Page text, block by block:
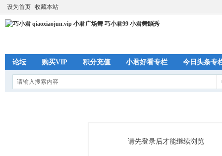
设为首页 收藏本站
论坛 购买VIP 积分充值 小君好看专栏 今日头条专
请先登录后才能继续浏览